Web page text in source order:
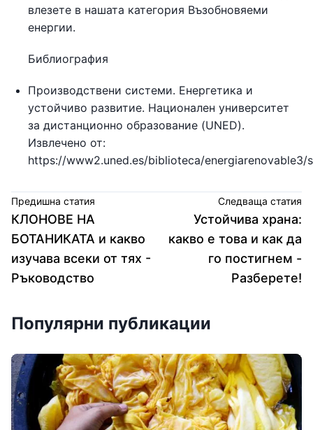
влезете в нашата категория Възобновяеми
енергии.
Библиография
Производствени системи. Енергетика и
устойчиво развитие. Национален университет
за дистанционно образование (UNED).
Извлечено от:
https://www2.uned.es/biblioteca/energiarenovable3/
Предишна статия
КЛОНОВЕ НА
БОТАНИКАТА и какво
изучава всеки от тях -
Ръководство
Следваща статия
Устойчива храна:
какво е това и как да
го постигнем -
Разберете!
Популярни публикации